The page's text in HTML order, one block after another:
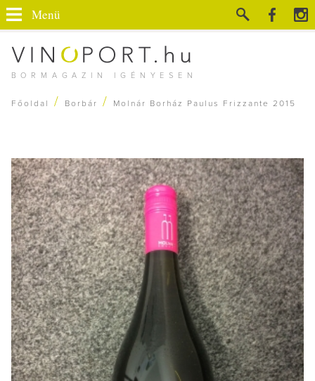
BORMAGAZIN IGÉNYESEN
Menü
Főoldal / Borbár / Molnár Borház Paulus Frizzante 2015